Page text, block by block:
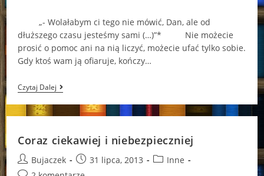
„- Wolałabym ci tego nie mówić, Dan, ale od
dłuższego czasu jesteśmy sami (…)”* Nie możecie
prosić o pomoc ani na nią liczyć, możecie ufać tylko sobie.
Gdy ktoś wam ją ofiaruje, kończy…
Czytaj DalejDziało
Się
W
Rosji
Coraz ciekawiej i niebezpieczniej
Post
author:
Bujaczek
Post
published:
31 lipca, 2013
PostInne